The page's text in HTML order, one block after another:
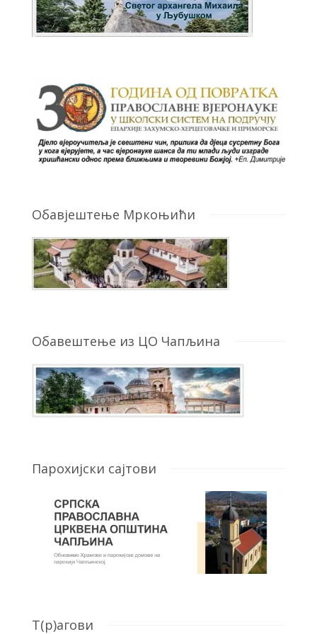
Обавјештење Мркоњићи
Обавештење из ЦО Чапљина
Парохијски сајтови
T(р)агови